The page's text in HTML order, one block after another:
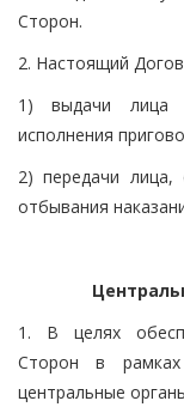
Сторон.
2. Настоящий
1) выдачи лица
исполнения
2) передачи
отбывания
1. В целях
Сторон в рамках
центральные